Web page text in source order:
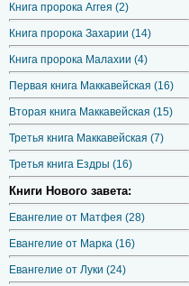
Книга пророка Аггея (2)
Книга пророка Захарии (14)
Книга пророка Малахии (4)
Первая книга Маккавейская (16)
Вторая книга Маккавейская (15)
Третья книга Маккавейская (7)
Третья книга Ездры (16)
Книги Нового завета:
Евангелие от Матфея (28)
Евангелие от Марка (16)
Евангелие от Луки (24)